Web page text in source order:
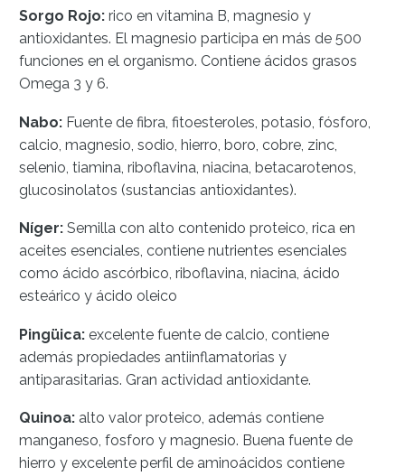
Sorgo Rojo: rico en vitamina B, magnesio y
antioxidantes. El magnesio participa en más de 500
funciones en el organismo. Contiene ácidos grasos
Omega 3 y 6.
Nabo: Fuente de fibra, fitoesteroles, potasio, fósforo,
calcio, magnesio, sodio, hierro, boro, cobre, zinc,
selenio, tiamina, riboflavina, niacina, betacarotenos,
glucosinolatos (sustancias antioxidantes).
Níger: Semilla con alto contenido proteico, rica en
aceites esenciales, contiene nutrientes esenciales
como ácido ascórbico, riboflavina, niacina, ácido
esteárico y ácido oleico
Pingüica: excelente fuente de calcio, contiene
además propiedades antiinflamatorias y
antiparasitarias. Gran actividad antioxidante.
Quinoa: alto valor proteico, además contiene
manganeso, fosforo y magnesio. Buena fuente de
hierro y excelente perfil de aminoácidos contiene